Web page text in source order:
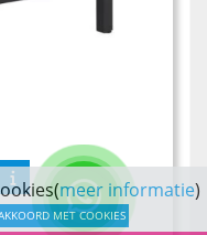
meer informatie)
MET COOKIES